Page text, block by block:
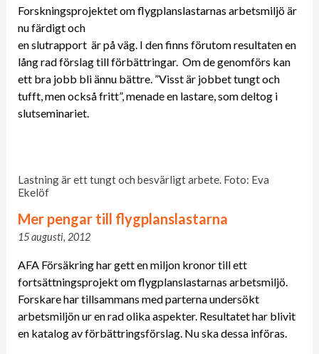
Forskningsprojektet om flygplanslastarnas arbetsmiljö är
nu färdigt och
en slutrapport är på väg. I den finns förutom resultaten en
lång rad förslag till förbättringar. Om de genomförs kan
ett bra jobb bli ännu bättre. ”Visst är jobbet tungt och
tufft, men också fritt”, menade en lastare, som deltog i
slutseminariet.
Lastning är ett tungt och besvärligt arbete. Foto: Eva
Ekelöf
Mer pengar till flygplanslastarna
15 augusti, 2012
AFA Försäkring har gett en miljon kronor till ett
fortsättningsprojekt om flygplanslastarnas arbetsmiljö.
Forskare har tillsammans med parterna undersökt
arbetsmiljön ur en rad olika aspekter. Resultatet har blivit
en katalog av förbättringsförslag. Nu ska dessa införas.